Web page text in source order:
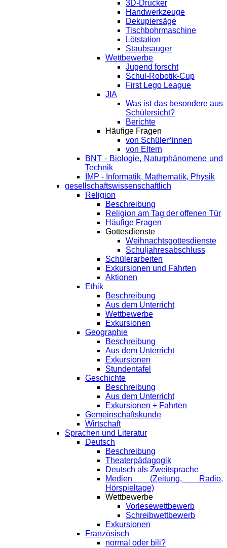
3D-Drucker
Handwerkzeuge
Dekupiersäge
Tischbohrmaschine
Lötstation
Staubsauger
Wettbewerbe
Jugend forscht
Schul-Robotik-Cup
First Lego League
JIA
Was ist das besondere aus
Schülersicht?
Berichte
Häufige Fragen
von Schüler*innen
von Eltern
BNT - Biologie, Naturphänomene und
Technik
IMP - Informatik, Mathematik, Physik
gesellschaftswissenschaftlich
Religion
Beschreibung
Religion am Tag der offenen Tür
Häufige Fragen
Gottesdienste
Weihnachtsgottesdienste
Schuljahresabschluss
Schülerarbeiten
Exkursionen und Fahrten
Aktionen
Ethik
Beschreibung
Aus dem Unterricht
Wettbewerbe
Exkursionen
Geographie
Beschreibung
Aus dem Unterricht
Exkursionen
Stundentafel
Geschichte
Beschreibung
Aus dem Unterricht
Exkursionen + Fahrten
Gemeinschaftskunde
Wirtschaft
Sprachen und Literatur
Deutsch
Beschreibung
Theaterpädagogik
Deutsch als Zweitsprache
Medien (Zeitung, Radio,
Hörspieltage)
Wettbewerbe
Vorlesewettbewerb
Schreibwettbewerb
Exkursionen
Französisch
normal oder bili?